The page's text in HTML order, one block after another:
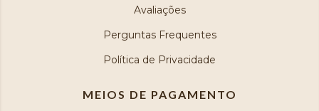
Avaliações
Perguntas Frequentes
Política de Privacidade
MEIOS DE PAGAMENTO